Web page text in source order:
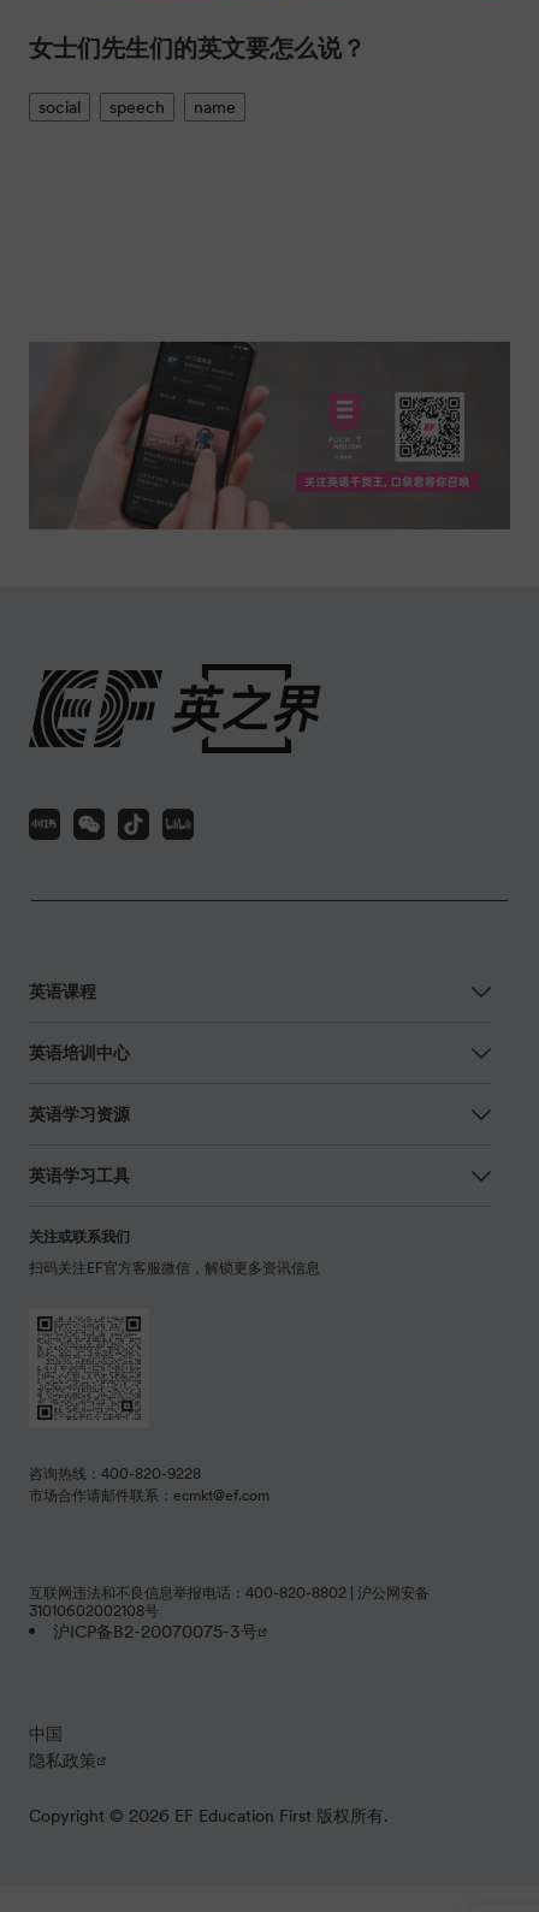
女士们先生们的英文要怎么说？
social speech name
英语课程
英语培训中心
英语学习资源
英语学习工具
关注或联系我们
扫码关注EF官方客服微信，解锁更多资讯信息
咨询热线：400-820-9228
市场合作请邮件联系：ecmkt@ef.com
互联网违法和不良信息举报电话：400-820-8802 | 沪公网安备
31010602002108号
沪ICP备B2-20070075-3号
中国
隐私政策
Copyright © 2026 EF Education First 版权所有.